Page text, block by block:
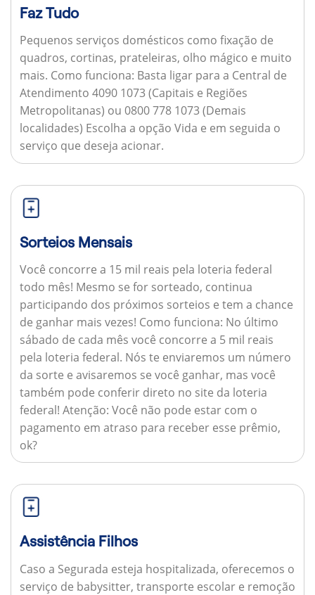
Faz Tudo
Pequenos serviços domésticos como fixação de
quadros, cortinas, prateleiras, olho mágico e muito
mais. Como funciona: Basta ligar para a Central de
Atendimento 4090 1073 (Capitais e Regiões
Metropolitanas) ou 0800 778 1073 (Demais
localidades) Escolha a opção Vida e em seguida o
serviço que deseja acionar.
Sorteios Mensais
Você concorre a 15 mil reais pela loteria federal
todo mês! Mesmo se for sorteado, continua
participando dos próximos sorteios e tem a chance
de ganhar mais vezes! Como funciona: No último
sábado de cada mês você concorre a 5 mil reais
pela loteria federal. Nós te enviaremos um número
da sorte e avisaremos se você ganhar, mas você
também pode conferir direto no site da loteria
federal! Atenção: Você não pode estar com o
pagamento em atraso para receber esse prêmio,
ok?
Assistência Filhos
Caso a Segurada esteja hospitalizada, oferecemos o
serviço de babysitter, transporte escolar e remoção